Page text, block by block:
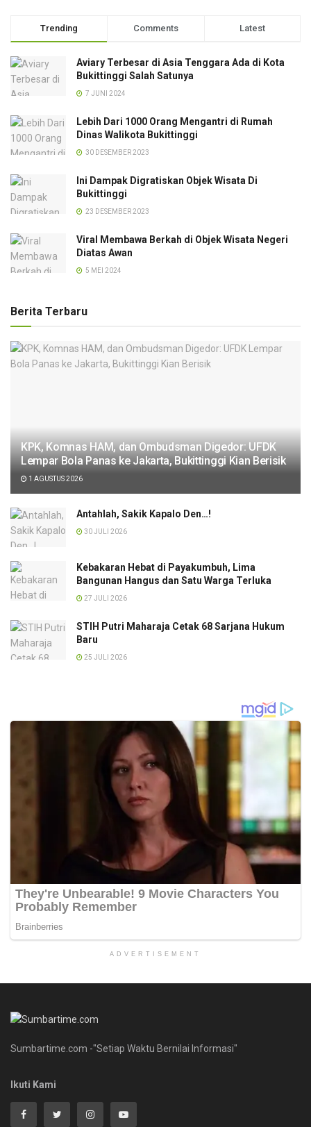
Trending Comments Latest
Aviary Terbesar di Asia Tenggara Ada di Kota
Bukittinggi Salah Satunya
7 JUNI 2024
Lebih Dari 1000 Orang Mengantri di Rumah
Dinas Walikota Bukittinggi
30 DESEMBER 2023
Ini Dampak Digratiskan Objek Wisata Di
Bukittinggi
23 DESEMBER 2023
Viral Membawa Berkah di Objek Wisata Negeri
Diatas Awan
5 MEI 2024
Berita Terbaru
KPK, Komnas HAM, dan Ombudsman Digedor: UFDK
Lempar Bola Panas ke Jakarta, Bukittinggi Kian Berisik
1 AGUSTUS 2026
Antahlah, Sakik Kapalo Den…!
30 JULI 2026
Kebakaran Hebat di Payakumbuh, Lima
Bangunan Hangus dan Satu Warga Terluka
27 JULI 2026
STIH Putri Maharaja Cetak 68 Sarjana Hukum
Baru
25 JULI 2026
ADVERTISEMENT
Sumbartime.com -"Setiap Waktu Bernilai Informasi"
Ikuti Kami